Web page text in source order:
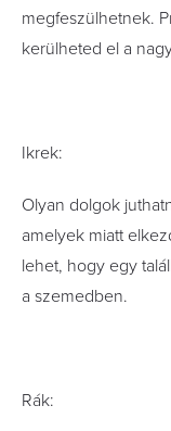
megfeszülhetnek.
kerülheted el a
Ikrek:
Olyan dolgok
amelyek miatt
lehet, hogy egy
a szemedben.
Rák: